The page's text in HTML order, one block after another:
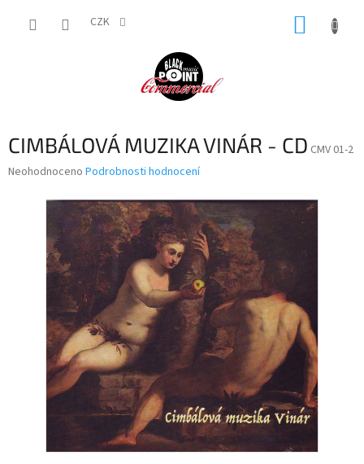
CZK
CIMBÁLOVÁ MUZIKA VINÁR - CD CMV 01-2
Průměrné
produktu
hvězdiček.
Neohodnoceno Podrobnosti hodnocení